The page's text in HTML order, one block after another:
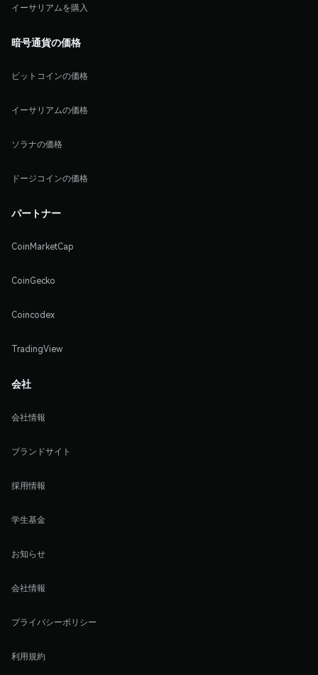
イーサリアムを購入
暗号通貨の価格
ビットコインの価格
イーサリアムの価格
ソラナの価格
ドージコインの価格
パートナー
CoinMarketCap
CoinGecko
Coincodex
TradingView
会社
会社情報
ブランドサイト
採用情報
学生基金
お知らせ
会社情報
プライバシーポリシー
利用規約